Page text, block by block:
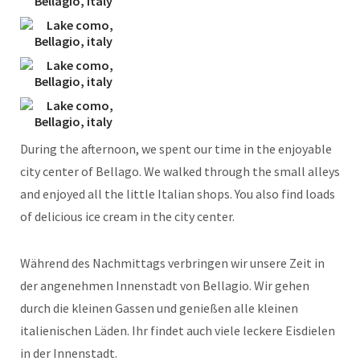
During the afternoon, we spent our time in the enjoyable
city center of Bellago. We walked through the small alleys
and enjoyed all the little Italian shops. You also find loads
of delicious ice cream in the city center.
Während des Nachmittags verbringen wir unsere Zeit in
der angenehmen Innenstadt von Bellagio. Wir gehen
durch die kleinen Gassen und genießen alle kleinen
italienischen Läden. Ihr findet auch viele leckere Eisdielen
in der Innenstadt.